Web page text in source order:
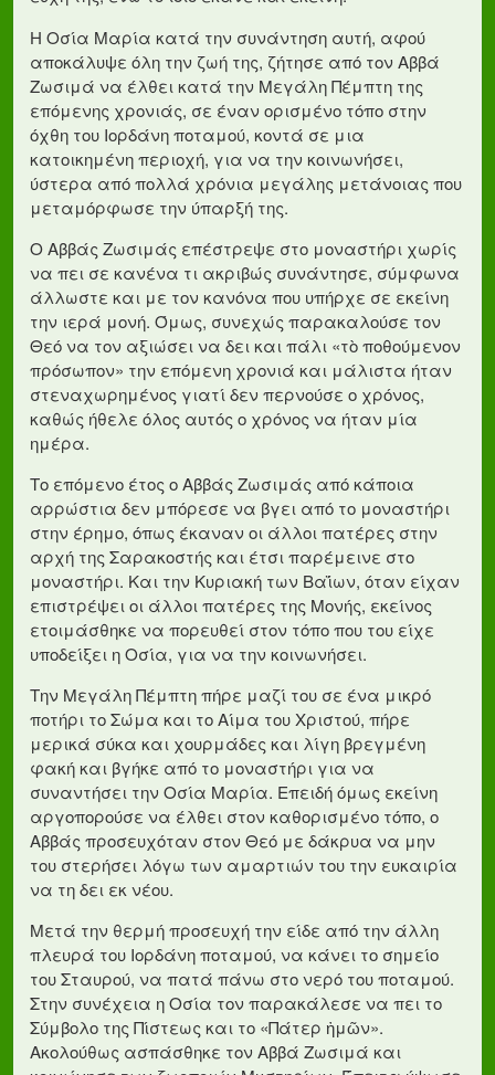
Η Οσία Μαρία κατά την συνάντηση αυτή, αφού
αποκάλυψε όλη την ζωή της, ζήτησε από τον Αββά
Ζωσιμά να έλθει κατά την Μεγάλη Πέμπτη της
επόμενης χρονιάς, σε έναν ορισμένο τόπο στην
όχθη του Ιορδάνη ποταμού, κοντά σε μια
κατοικημένη περιοχή, για να την κοινωνήσει,
ύστερα από πολλά χρόνια μεγάλης μετάνοιας που
μεταμόρφωσε την ύπαρξή της.
Ο Αββάς Ζωσιμάς επέστρεψε στο μοναστήρι χωρίς
να πει σε κανένα τι ακριβώς συνάντησε, σύμφωνα
άλλωστε και με τον κανόνα που υπήρχε σε εκείνη
την ιερά μονή. Όμως, συνεχώς παρακαλούσε τον
Θεό να τον αξιώσει να δει και πάλι «τὸ ποθούμενον
πρόσωπον» την επόμενη χρονιά και μάλιστα ήταν
στεναχωρημένος γιατί δεν περνούσε ο χρόνος,
καθώς ήθελε όλος αυτός ο χρόνος να ήταν μία
ημέρα.
Το επόμενο έτος ο Αββάς Ζωσιμάς από κάποια
αρρώστια δεν μπόρεσε να βγει από το μοναστήρι
στην έρημο, όπως έκαναν οι άλλοι πατέρες στην
αρχή της Σαρακοστής και έτσι παρέμεινε στο
μοναστήρι. Και την Κυριακή των Βαΐων, όταν είχαν
επιστρέψει οι άλλοι πατέρες της Μονής, εκείνος
ετοιμάσθηκε να πορευθεί στον τόπο που του είχε
υποδείξει η Οσία, για να την κοινωνήσει.
Την Μεγάλη Πέμπτη πήρε μαζί του σε ένα μικρό
ποτήρι το Σώμα και το Αίμα του Χριστού, πήρε
μερικά σύκα και χουρμάδες και λίγη βρεγμένη
φακή και βγήκε από το μοναστήρι για να
συναντήσει την Οσία Μαρία. Επειδή όμως εκείνη
αργοπορούσε να έλθει στον καθορισμένο τόπο, ο
Αββάς προσευχόταν στον Θεό με δάκρυα να μην
του στερήσει λόγω των αμαρτιών του την ευκαιρία
να τη δει εκ νέου.
Μετά την θερμή προσευχή την είδε από την άλλη
πλευρά του Ιορδάνη ποταμού, να κάνει το σημείο
του Σταυρού, να πατά πάνω στο νερό του ποταμού.
Στην συνέχεια η Οσία τον παρακάλεσε να πει το
Σύμβολο της Πίστεως και το «Πάτερ ἠμῶν».
Ακολούθως ασπάσθηκε τον Αββά Ζωσιμά και